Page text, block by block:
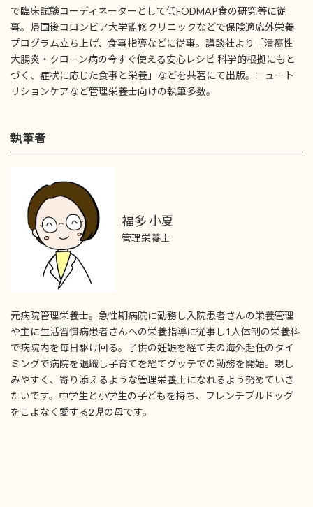
で臨床試験コーディネーターとして低FODMAP食の研究等に従
事。帰国後コロンビア大学監修クリニックなどで保険適応外栄養
プログラム立ち上げ、食事指導などに従事。講談社より「潰瘍性
大腸炎・クローン病の今すぐ使える安心レシピ 科学的根拠にもと
づく、症状に応じた食事と栄養」などを共著にて出版。ニュート
リションケアなど管理栄養士向けの執筆多数。
執筆者
福多 小夏
管理栄養士
元病院管理栄養士。急性期病院に勤務し入院患者さんの栄養管理
や主に生活習慣病患者さんへの栄養指導に従事し1人体制の栄養科
で病院内を毎日駆け回る。子供の妊娠を経て夫の海外赴任のタイ
ミングで病院を退職し子育てを経てグッテでの勤務を開始。親し
みやすく、寄り添えるような管理栄養士になれるよう努めていき
たいです。中学生と小学生の子どもを持ち、フレンチブルドッグ
をこよなく愛する2児の母です。